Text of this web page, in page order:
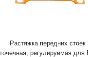
Растяжка передних стоек
точечная, регулируемая для